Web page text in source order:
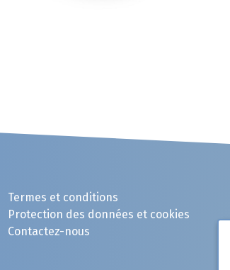
Termes et conditions
Protection des données et cookies
Contactez-nous